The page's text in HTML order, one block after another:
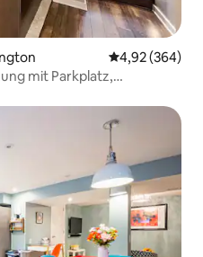
4,92 (364)
mit Parkplatz,